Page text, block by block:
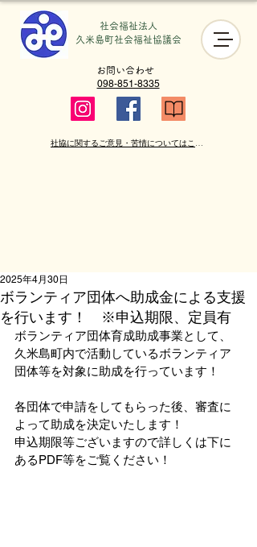
社会福祉法人
​久米島町社会福祉協議会
098-851-8335
お問い合わせ
社協に関するご意見・苦情についてはこちら
ボランティア団体へ助成金による支援
を行います！ ※申込期限、定員有
2025年4月30日
ボランティア団体育成助成事業として、
久米島町内で活動しているボランティア
団体等を対象に助成を行っています！
各団体で申請をしてもらった後、審査に
よって助成を決定いたします！
申込期限等ございますので詳しくは下に
あるPDF等をご覧ください！